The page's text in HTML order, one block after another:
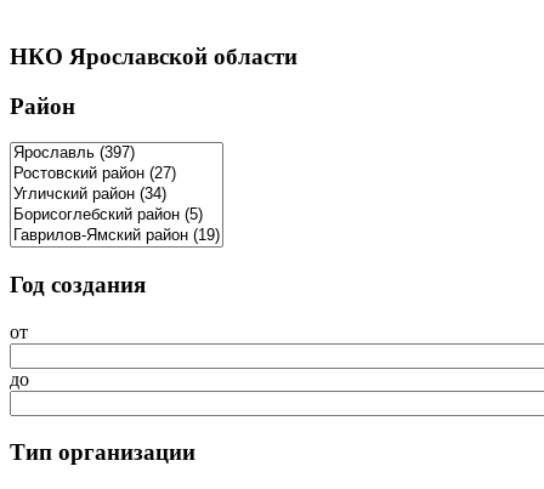
НКО Ярославской области
Район
Год создания
от
до
Тип организации